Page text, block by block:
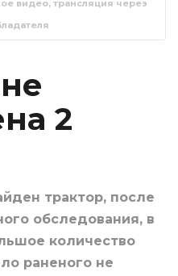
установлена 3
видео, трансляция через
2
трактор, после
обследования, в
количество
раненого не